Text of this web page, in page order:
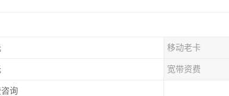
移动老卡
宽带资费
询